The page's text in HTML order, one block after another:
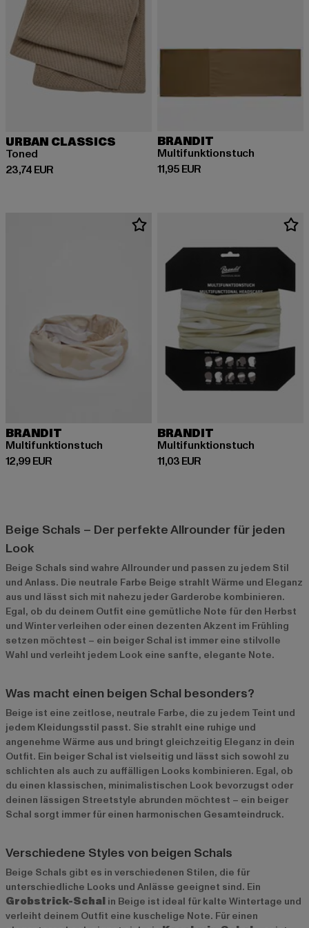
URBAN CLASSICS
Toned
23,74 EUR
Derzeitiger Preis: 23,74 EUR
BRANDIT
Multifunktionstuch
11,95 EUR
Derzeitiger Preis: 11,95 EUR
BRANDIT
Multifunktionstuch
12,99 EUR
Derzeitiger Preis: 12,99 EUR
BRANDIT
Multifunktionstuch
11,03 EUR
Derzeitiger Preis: 11,03 EUR
Beige Schals – Der perfekte Allrounder für jeden
Look
Beige Schals sind wahre Allrounder und passen zu jedem Stil
und Anlass. Die neutrale Farbe Beige strahlt Wärme und Eleganz
aus und lässt sich mit nahezu jeder Garderobe kombinieren.
Egal, ob du deinem Outfit eine gemütliche Note für den Herbst
und Winter verleihen oder einen dezenten Akzent im Frühling
setzen möchtest – ein beiger Schal ist immer eine stilvolle
Wahl und verleiht jedem Look eine sanfte, elegante Note.
Was macht einen beigen Schal besonders?
Beige ist eine zeitlose, neutrale Farbe, die zu jedem Teint und
jedem Kleidungsstil passt. Sie strahlt eine ruhige und
angenehme Wärme aus und bringt gleichzeitig Eleganz in dein
Outfit. Ein beiger Schal ist vielseitig und lässt sich sowohl zu
schlichten als auch zu auffälligen Looks kombinieren. Egal, ob
du einen klassischen, minimalistischen Look bevorzugst oder
deinen lässigen Streetstyle abrunden möchtest – ein beiger
Schal sorgt immer für einen harmonischen Gesamteindruck.
Verschiedene Styles von beigen Schals
Beige Schals gibt es in verschiedenen Stilen, die für
unterschiedliche Looks und Anlässe geeignet sind. Ein
Grobstrick-Schal in Beige ist ideal für kalte Wintertage und
verleiht deinem Outfit eine kuschelige Note. Für einen